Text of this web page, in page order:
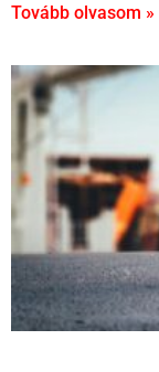
Tovább olvasom »